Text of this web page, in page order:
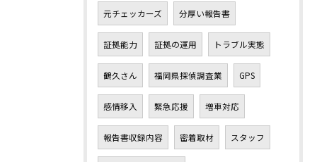
元チェッカーズ 分厚い報告書
証拠能力 証拠の運用 トラブル実態
鶴久さん 福岡県探偵調査業 GPS
感情移入 緊急応援 増車対応
報告書収録内容 密着取材 スタッフ